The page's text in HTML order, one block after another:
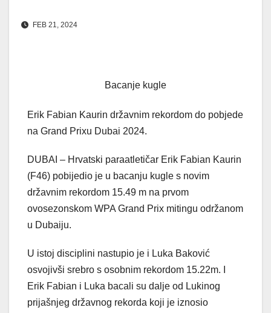
FEB 21, 2024
Bacanje kugle
Erik Fabian Kaurin državnim rekordom do pobjede
na Grand Prixu Dubai 2024.
DUBAI – Hrvatski paraatletičar Erik Fabian Kaurin
(F46) pobijedio je u bacanju kugle s novim
državnim rekordom 15.49 m na prvom
ovosezonskom WPA Grand Prix mitingu održanom
u Dubaiju.
U istoj disciplini nastupio je i Luka Baković
osvojivši srebro s osobnim rekordom 15.22m. I
Erik Fabian i Luka bacali su dalje od Lukinog
prijašnjeg državnog rekorda koji je iznosio